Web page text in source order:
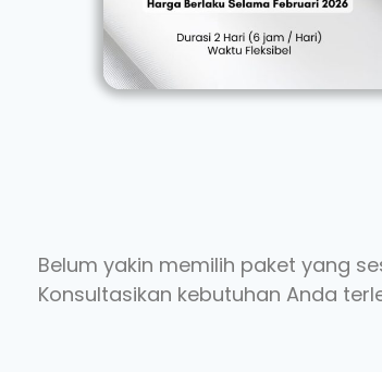
Belum yakin memilih paket yang
Konsultasikan kebutuhan Anda